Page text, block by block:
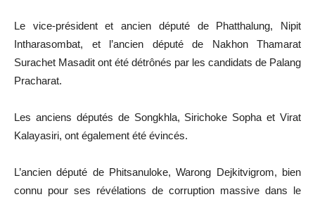
Le vice-président et ancien député de Phatthalung, Nipit
Intharasombat, et l’ancien député de Nakhon Thamarat
Surachet Masadit ont été détrônés par les candidats de Palang
Pracharat.
Les anciens députés de Songkhla, Sirichoke Sopha et Virat
Kalayasiri, ont également été évincés.
L’ancien député de Phitsanuloke, Warong Dejkitvigrom, bien
connu pour ses révélations de corruption massive dans le